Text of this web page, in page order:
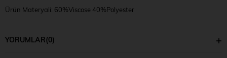
Ürün Materyali: 60%Viscose 40%Polyester
YORUMLAR(0)